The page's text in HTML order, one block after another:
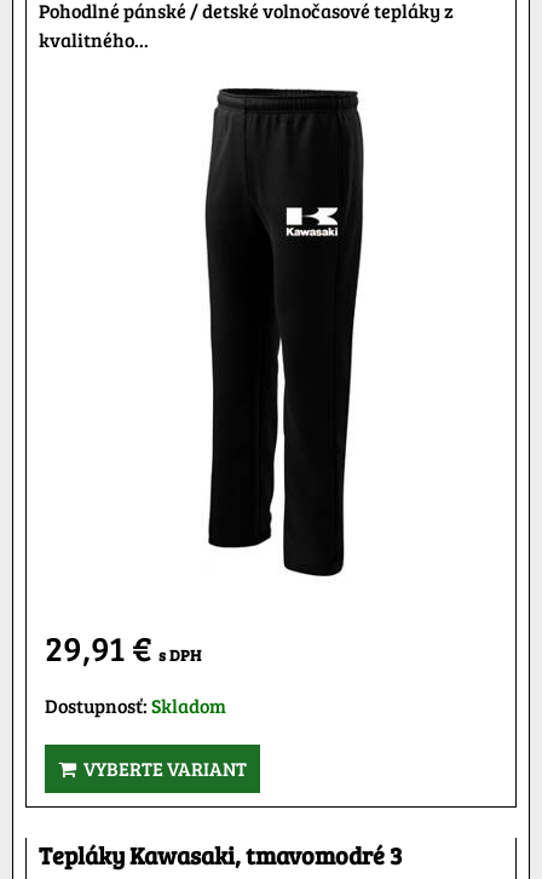
Pohodlné pánské / detské volnočasové tepláky z
kvalitného...
29,91 € s DPH
Dostupnosť:Skladom
VYBERTE VARIANT
Tepláky Kawasaki, tmavomodré 3